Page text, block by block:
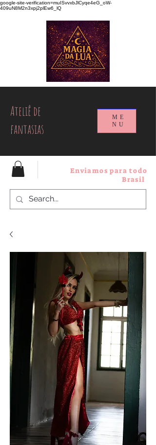
google-site-verification=muISvvxbJlCyqe4eG_oW-
409uN8M2n3xpj2plEw6_lQ
Ateliê de
fantasias
ME
NU
Enviamos para todo
Brasil